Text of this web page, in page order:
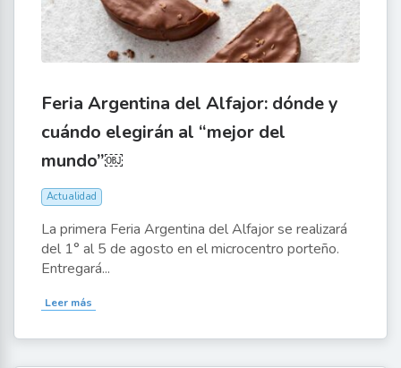
Feria Argentina del Alfajor: dónde y
cuándo elegirán al “mejor del
mundo”￼
Actualidad
La primera Feria Argentina del Alfajor se realizará
del 1° al 5 de agosto en el microcentro porteño.
Entregará...
Leer más